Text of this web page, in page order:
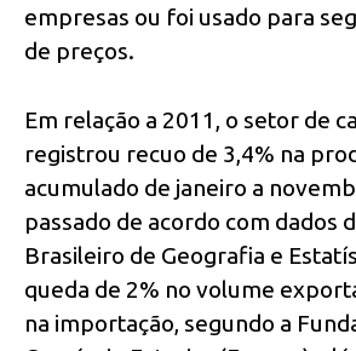
empresas ou foi usado para
de preços.
Em relação a 2011, o setor de
registrou recuo de 3,4% na
acumulado de janeiro a
passado de acordo com dados
Brasileiro de Geografia e
queda de 2% no volume
na importação, segundo a